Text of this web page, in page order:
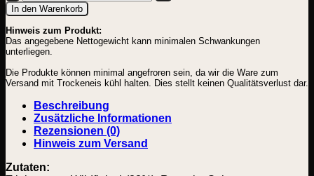
Wildbraten
Menge
In den Warenkorb
Hinweis zum Produkt:
Das angegebene Nettogewicht kann minimalen Schwankungen
unterliegen.
Die Produkte können minimal angefroren sein, da wir die Ware zum
Versand mit Trockeneis kühl halten. Dies stellt keinen Qualitätsverlust dar.
Beschreibung
Zusätzliche Informationen
Rezensionen (0)
Hinweis zum Versand
Zutaten: